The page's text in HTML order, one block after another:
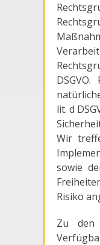
lit. d
Wir
sowie
Risiko
Zu den